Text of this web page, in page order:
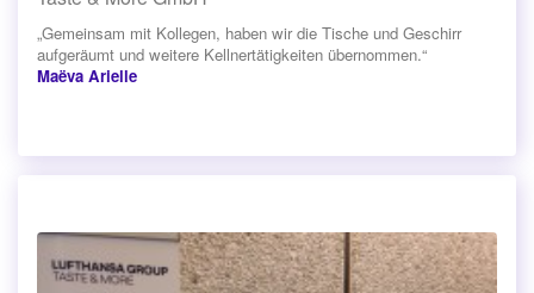
„Gemeinsam mit Kollegen, haben wir die Tische und Geschirr
aufgeräumt und weitere Kellnertätigkeiten übernommen.“
Maëva Arielle